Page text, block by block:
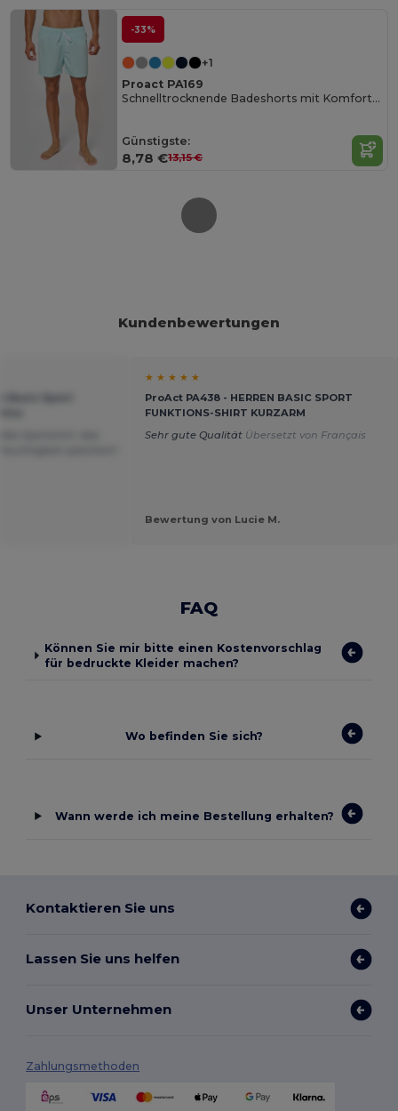
-33%
+1
Proact PA169
Schnelltrocknende Badeshorts mit Komfortbund
Günstigste:
8,78 €13,15 €
Kundenbewertungen
★ ★ ★ ★ ★
ProAct PA438 - HERREN BASIC SPORT
FUNKTIONS-SHIRT KURZARM
Sehr gute Qualität Übersetzt von Français
Bewertung von Lucie M.
FAQ
Können Sie mir bitte einen Kostenvorschlag
für bedruckte Kleider machen?
Wo befinden Sie sich?
Wann werde ich meine Bestellung erhalten?
Kontaktieren Sie uns
Lassen Sie uns helfen
Unser Unternehmen
Zahlungsmethoden